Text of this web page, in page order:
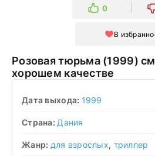
0
В
Розовая тюрьма (1999) смотреть в
хорошем качестве
Дата выхода: 1999
Страна: Дания
Жанр: для взрослых, триллер